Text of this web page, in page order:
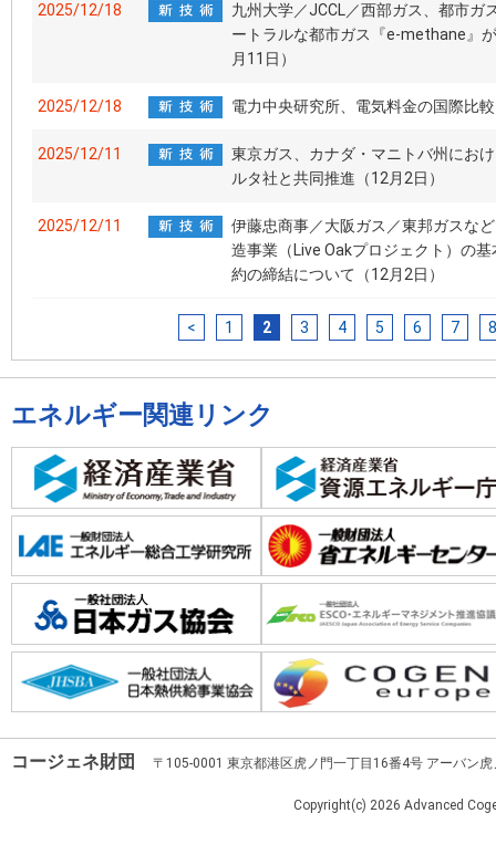
2025/12/18
九州大学／JCCL／西部ガス、都市ガ
ートラルな都市ガス『e-methane』
月11日）
2025/12/18 電力中央研究所、電気料金の国際比
2025/12/11
東京ガス、カナダ・マニトバ州にお
ルタ社と共同推進（12月2日）
2025/12/11
伊藤忠商事／大阪ガス／東邦ガスな
造事業（Live Oakプロジェクト）の
約の締結について（12月2日）
< 1 2 3 4 5 6 7 8
エネルギー関連リンク
コージェネ財団 〒105-0001 東京都港区虎ノ門一丁目16番4号 アーバン
Copyright(c) 2026 Advanced